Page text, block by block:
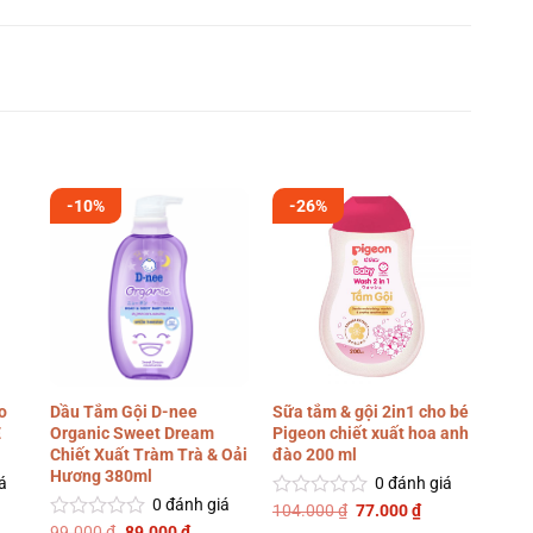
-10%
Dầu Tắm Gội D-nee
Organic Sweet Dream
Chiết Xuất Tràm Trà & Oải
Hương 380ml
0 đánh giá
-26%
Sữa tắm & gội 2in1 cho bé
Pigeon chiết xuất hoa anh
đào 200 ml
Được
0 đánh giá
104.000₫ Giá
77.000₫Giá
hiện